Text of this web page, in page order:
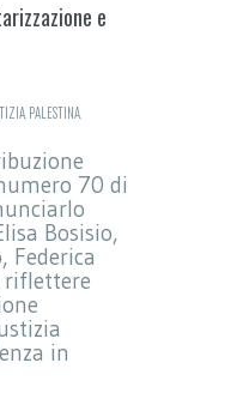
e
PALESTINA
70 di
Bosisio,
Federica
riflettere
in